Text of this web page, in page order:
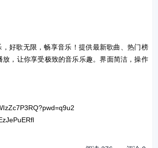
好歌无限，畅享音乐！提供最新歌曲、热门榜
，让你享受极致的音乐乐趣。界面简洁，操作